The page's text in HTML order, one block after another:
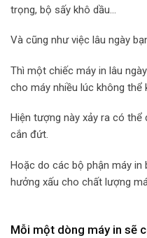
trọng, bộ sấy khô dầu…
Và cũng như việc lâu ngày
Thì một chiếc máy in lâu
cho máy nhiều lúc không thể
Hiện tượng này xảy ra có
cắn đứt.
Hoặc do các bộ phận máy
hưởng xấu cho chất lượng
Mỗi một dòng máy in sẽ